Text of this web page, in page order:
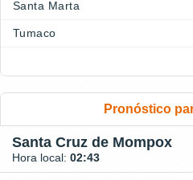
Santa Marta
Tumaco
Pronóstico
Santa Cruz de Mompox
Hora local: 02:43